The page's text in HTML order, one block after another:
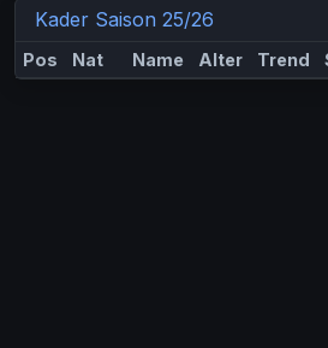
Kader Saison 25/26
Pos Nat Name Alter Trend